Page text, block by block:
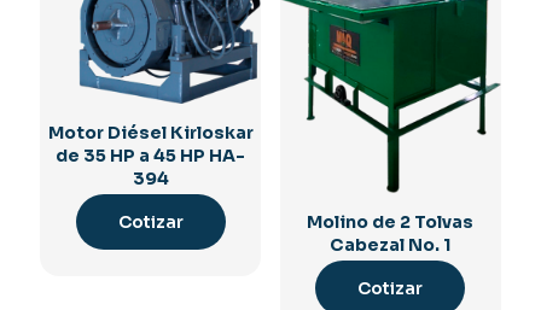
Motor Diésel Kirloskar
de 35 HP a 45 HP HA-
394
Cotizar
Molino de 2 Tolvas
Cabezal No. 1
Cotizar